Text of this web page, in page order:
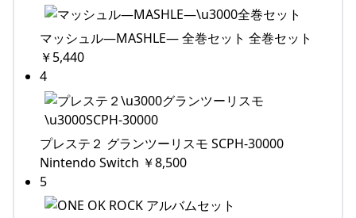
マッシュル―MASHLE― 全巻セット 全巻セット
￥5,440
4
プレステ２ グランツーリスモ SCPH-30000
Nintendo Switch ￥8,500
5